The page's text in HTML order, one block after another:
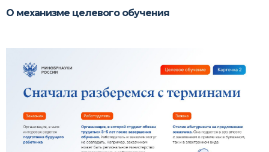
О механизме целевого обучения